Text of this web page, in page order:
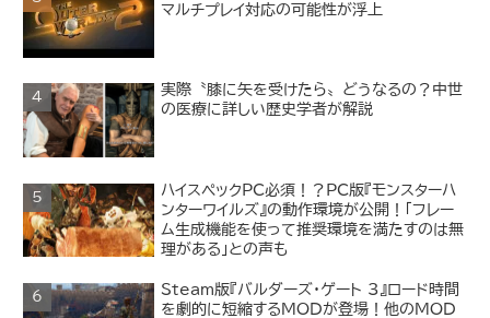
マルチプレイ対応の可能性が浮上
実際〝膝に矢を受けたら〟どうなるの？中世
の医療に詳しい歴史学者が解説
ハイスペックPC必須！？PC版『モンスターハ
ンターワイルズ』の動作環境が公開！「フレー
ム生成機能を使って推奨環境を満たすのは無
理がある」との声も
Steam版『バルダーズ・ゲート 3』ロード時間
を劇的に短縮するMODが登場！他のMOD